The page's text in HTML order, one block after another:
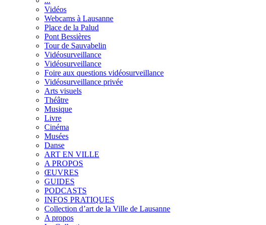
Vidéos
Webcams à Lausanne
Place de la Palud
Pont Bessières
Tour de Sauvabelin
Vidéosurveillance
Vidéosurveillance
Foire aux questions vidéosurveillance
Vidéosurveillance privée
Arts visuels
Théâtre
Musique
Livre
Cinéma
Musées
Danse
ART EN VILLE
A PROPOS
ŒUVRES
GUIDES
PODCASTS
INFOS PRATIQUES
Collection d’art de la Ville de Lausanne
A propos